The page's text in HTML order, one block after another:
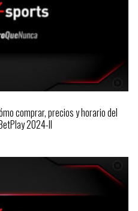
comprar, precios y horario del
2024-II